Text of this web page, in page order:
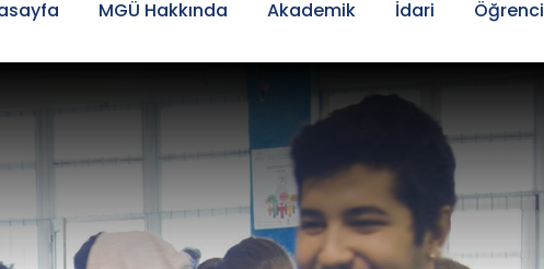
MGÜ Hakkında Akademik İdari Öğrenci